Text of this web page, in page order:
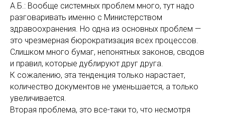
А.Б.: Вообще системных проблем много, тут надо
разговаривать именно с Министерством
здравоохранения. Но одна из основных проблем —
это чрезмерная бюрократизация всех процессов.
Слишком много бумаг, непонятных законов, сводов
и правил, которые дублируют друг друга.
К сожалению, эта тенденция только нарастает,
количество документов не уменьшается, а только
увеличивается.
Вторая проблема, это все-таки то, что несмотря